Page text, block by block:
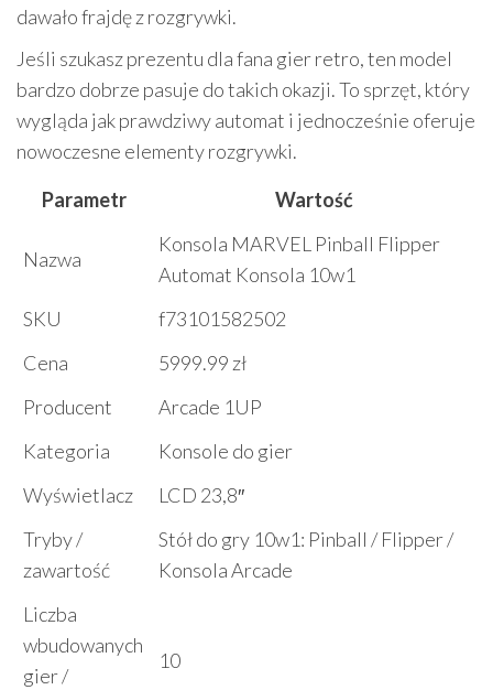
dawało frajdę z rozgrywki.
Jeśli szukasz prezentu dla fana gier retro, ten model
bardzo dobrze pasuje do takich okazji. To sprzęt, który
wygląda jak prawdziwy automat i jednocześnie oferuje
nowoczesne elementy rozgrywki.
Parametr
Wartość
Nazwa
Konsola MARVEL Pinball Flipper
Automat Konsola 10w1
SKU
f73101582502
Cena
5999.99 zł
Producent
Arcade 1UP
Kategoria
Konsole do gier
Wyświetlacz
LCD 23,8″
Tryby /
zawartość
Stół do gry 10w1: Pinball / Flipper /
Konsola Arcade
Liczba
wbudowanych
gier /
10